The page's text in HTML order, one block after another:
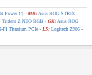
Power 11 - MB: Asus ROG STRIX
Z NEO RGB - GK: Asus ROG
Fi Titanium PCIe - LS: Logitech Z906 -